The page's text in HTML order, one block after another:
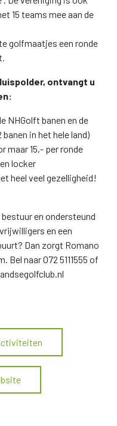
15 teams mee aan de
golfmaatjes een ronde
ontvangt u
NHGolft banen en de
in het hele land)
maar 15,- per ronde
locker
heel veel gezelligheid!
en ondersteund
en een
Dan zorgt Romano
naar 072 5111555 of